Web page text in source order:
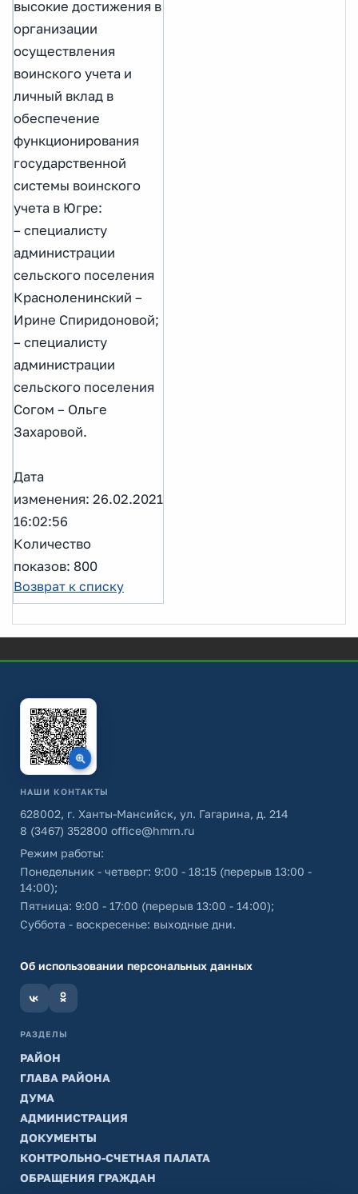
высокие достижения в
организации
осуществления
воинского учета и
личный вклад в
обеспечение
функционирования
государственной
системы воинского
учета в Югре:
– специалисту
администрации
сельского поселения
Красноленинский –
Ирине Спиридоновой;
– специалисту
администрации
сельского поселения
Согом – Ольге
Захаровой.
Дата
изменения: 26.02.2021
16:02:56
Количество
показов: 800
Возврат к списку
НАШИ КОНТАКТЫ
628002, г. Ханты-Мансийск, ул. Гагарина, д. 214
8 (3467) 352800 office@hmrn.ru
Режим работы:
Понедельник - четверг: 9:00 - 18:15 (перерыв 13:00 -
14:00);
Пятница: 9:00 - 17:00 (перерыв 13:00 - 14:00);
Суббота - воскресенье: выходные дни.
Об использовании персональных данных
РАЗДЕЛЫ
РАЙОН
ГЛАВА РАЙОНА
ДУМА
АДМИНИСТРАЦИЯ
ДОКУМЕНТЫ
КОНТРОЛЬНО-СЧЕТНАЯ ПАЛАТА
ОБРАЩЕНИЯ ГРАЖДАН